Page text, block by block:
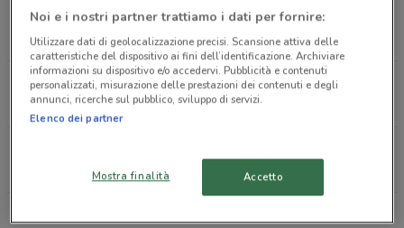
Via Velletri, Snc Artena
3.7 km
CHIUSO
Via Speciano, 53 Cave
4.5 km
CHIUSO
6.3 km
CHIUSO
Noi e i nostri partner trattiamo i dati per fornire:
Utilizzare dati di geolocalizzazione precisi. Scansione attiva delle
caratteristiche del dispositivo ai fini dell’identificazione. Archiviare
informazioni su dispositivo e/o accedervi. Pubblicità e contenuti
personalizzati, misurazione delle prestazioni dei contenuti e degli
annunci, ricerche sul pubblico, sviluppo di servizi.
Elenco dei partner
Mostra finalità Accetto